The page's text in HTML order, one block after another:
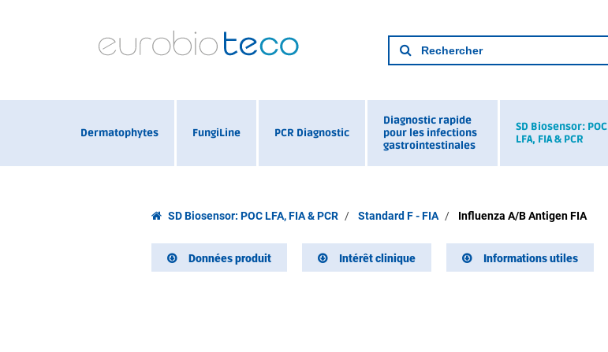
Dermatophytes FungiLine PCR Diagnostic
Diagnostic rapide
pour les infections
gastrointestinales
SD Biosensor: POC
LFA, FIA & PCR
SD Biosensor: POC LFA, FIA & PCR Standard F - FIA Influenza A/B Antigen FIA
Données produit Intérêt clinique Informations utiles